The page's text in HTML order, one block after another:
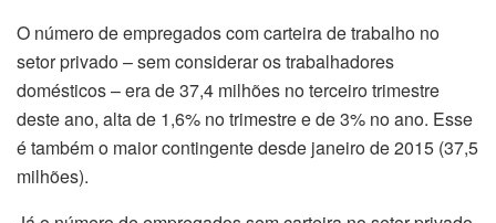
O número de empregados com carteira de trabalho no
setor privado – sem considerar os trabalhadores
domésticos – era de 37,4 milhões no terceiro trimestre
deste ano, alta de 1,6% no trimestre e de 3% no ano. Esse
é também o maior contingente desde janeiro de 2015 (37,5
milhões).